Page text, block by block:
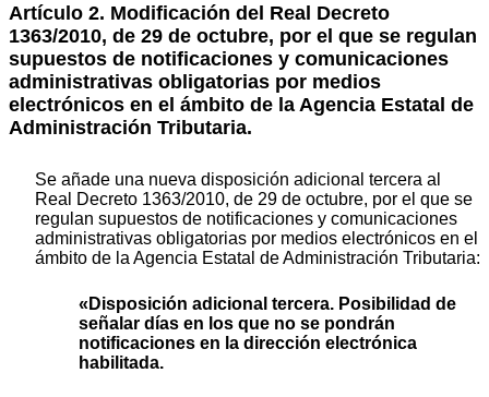
Artículo 2. Modificación del Real Decreto
1363/2010, de 29 de octubre, por el que se regulan
supuestos de notificaciones y comunicaciones
administrativas obligatorias por medios
electrónicos en el ámbito de la Agencia Estatal de
Administración Tributaria.
Se añade una nueva disposición adicional tercera al
Real Decreto 1363/2010, de 29 de octubre, por el que se
regulan supuestos de notificaciones y comunicaciones
administrativas obligatorias por medios electrónicos en el
ámbito de la Agencia Estatal de Administración Tributaria:
«Disposición adicional tercera. Posibilidad de
señalar días en los que no se pondrán
notificaciones en la dirección electrónica
habilitada.